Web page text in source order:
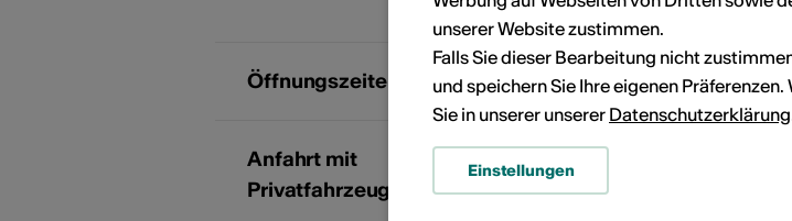
Öffnungszeiten Monntag bis Sonntag: 15:00 Uhr
Anfahrt mit
Privatfahrzeug
Besucherparkplätze verfügbar:
unserer Website zustimmen.
Falls Sie dieser Bearbeitung nicht
und speichern Sie Ihre eigenen
Sie in unserer unserer Datenschutzerklärung
Einstellungen